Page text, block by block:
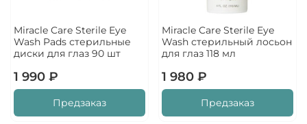
Miracle Care Sterile Eye
Wash Pads стерильные
диски для глаз 90 шт
1 990 ₽
Предзаказ
Miracle Care Sterile Eye
Wash стерильный лосьон
для глаз 118 мл
1 980 ₽
Предзаказ